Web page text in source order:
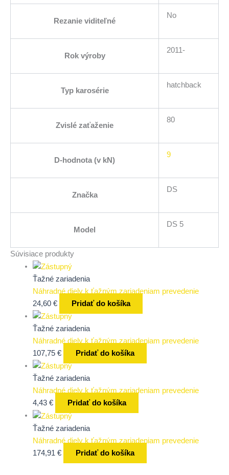
Rezanie viditeľné
No
Rok výroby
2011-
Typ karosérie
hatchback
Zvislé zaťaženie
80
D-hodnota (v kN)
9
Značka
DS
Model
DS 5
Súvisiace produkty
Ťažné zariadenia
Náhradné diely k ťažným zariadeniam prevedenie
24,60 € Pridať do košíka
Ťažné zariadenia
Náhradné diely k ťažným zariadeniam prevedenie
107,75 € Pridať do košíka
Ťažné zariadenia
Náhradné diely k ťažným zariadeniam prevedenie
4,43 € Pridať do košíka
Ťažné zariadenia
Náhradné diely k ťažným zariadeniam prevedenie
174,91 € Pridať do košíka